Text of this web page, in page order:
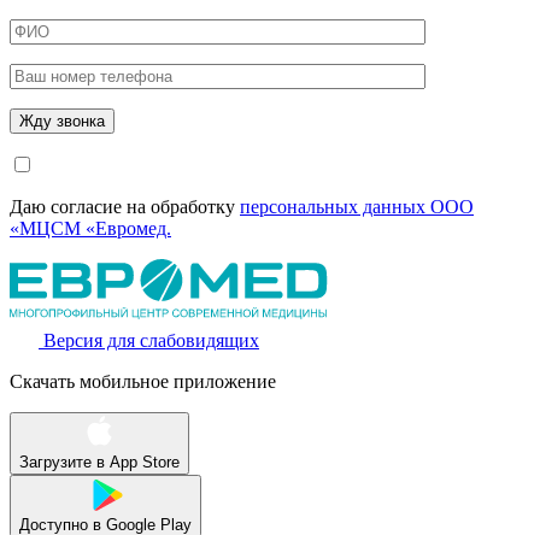
Даю согласие на обработку персональных данных ООО
«МЦСМ «Евромед.
Версия для слабовидящих
Скачать мобильное приложение
Загрузите в App Store
Доступно в Google Play